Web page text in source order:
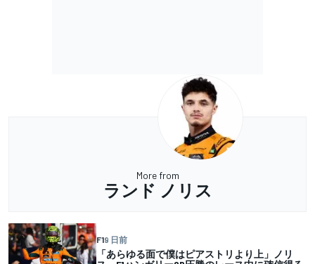
More from
ランド ノリス
F19 日前
「あらゆる面で僕はピアストリより上」ノリ